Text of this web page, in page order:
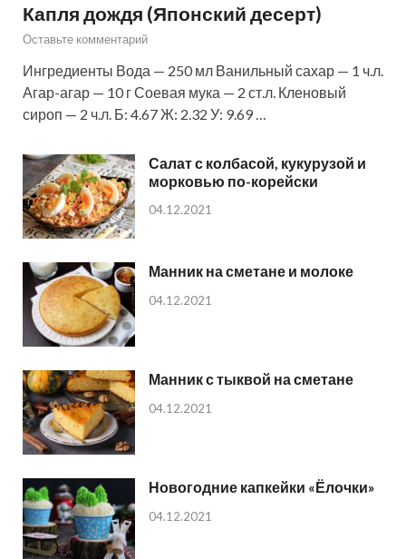
Капля дождя (Японский десерт)
Оставьте комментарий
Ингредиенты Вода — 250 мл Ванильный сахар — 1 ч.л.
Агар-агар — 10 г Соевая мука — 2 ст.л. Кленовый
сироп — 2 ч.л. Б: 4.67 Ж: 2.32 У: 9.69 …
Салат с колбасой, кукурузой и
морковью по-корейски
04.12.2021
Манник на сметане и молоке
04.12.2021
Манник с тыквой на сметане
04.12.2021
Новогодние капкейки «Ёлочки»
04.12.2021